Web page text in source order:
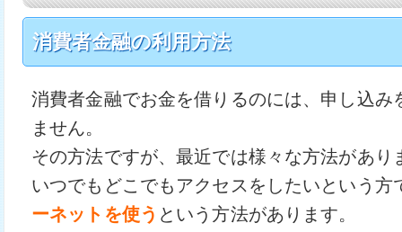
消費者金融の利用方法
消費者金融でお金を借りるのには、申し込み
ません。
その方法ですが、最近では様々な方法があり
いつでもどこでもアクセスをしたいという方
ーネットを使う という方法があります。